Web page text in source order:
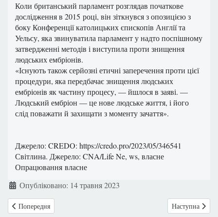
Коли британський парламент розглядав початкове
дослідження в 2015 році, він зіткнувся з опозицією з
боку Конференції католицьких єпископів Англії та
Уельсу, яка звинуватила парламент у надто поспішному
затвердженні методів і виступила проти знищення
людських ембріонів.
«Існують також серйозні етичні заперечення проти цієї
процедури, яка передбачає знищення людських
ембріонів як частину процесу, — йшлося в заяві. —
Людський ембріон — це нове людське життя, і його
слід поважати й захищати з моменту зачаття».
Джерело: CREDO: https://credo.pro/2023/05/346541
Світлина. Джерело: CNA/Life Ne, ws, власне
Опрацювання власне
ДеталіОпубліковано: 14 травня 2023
Попередня стаття: Польща. Люблін: перша дитина у вікні життя!
Попередня Наступна
Наступна